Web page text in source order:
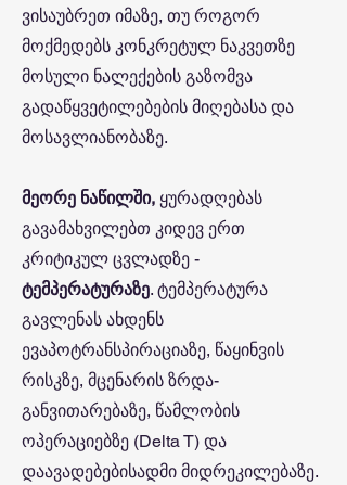
ვისაუბრეთ იმაზე, თუ როგორ
მოქმედებს კონკრეტულ ნაკვეთზე
მოსული ნალექების გაზომვა
გადაწყვეტილებების მიღებასა და
მოსავლიანობაზე.
მეორე ნაწილში, ყურადღებას
გავამახვილებთ კიდევ ერთ
კრიტიკულ ცვლადზე -
ტემპერატურაზე. ტემპერატურა
გავლენას ახდენს
ევაპოტრანსპირაციაზე, წაყინვის
რისკზე, მცენარის ზრდა-
განვითარებაზე, წამლობის
ოპერაციებზე (Delta T) და
დაავადებებისადმი მიდრეკილებაზე.